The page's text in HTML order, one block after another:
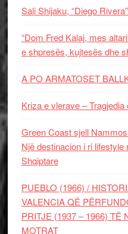
Sali Shijaku, “Diego
“Dom Fred Kalaj, mes
e shpresës, kujtesës dhe
A PO ARMATOSET
Kriza e vlerave –
Green Coast sjell
Një destinacion i ri
Shqiptare
PUEBLO (1966) /
VALENCIA QË
PRITJE (1937 – 1966) TË
MOTRAT